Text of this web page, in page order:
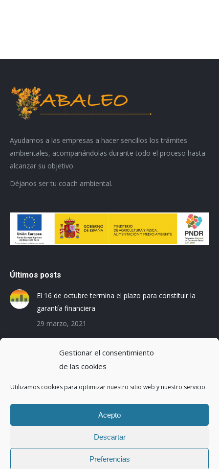
Gestionar el consentimiento
de las cookies
Utilizamos cookies para optimizar nuestro sitio web y nuestro servicio.
Acepto
Descartar
Preferencias
Ayudamos a las empresas a hacer sencillos los trámites
ambientales, acompañándolas durante todo el proceso hasta
alcanzar su objetivo.
Déjanos ser tu coach ambiental.
Últimos posts
El 16 de octubre termina el plazo para constituir la
garantía financiera
29 marzo, 2021
de la Huella de Carbono
3 diciembre, 2019
Reduciendo la Huella Hídrica en una planta de
montaje de coches
Copyright ©2017 | Abaleo S.L. | Todos los derechos reservados.